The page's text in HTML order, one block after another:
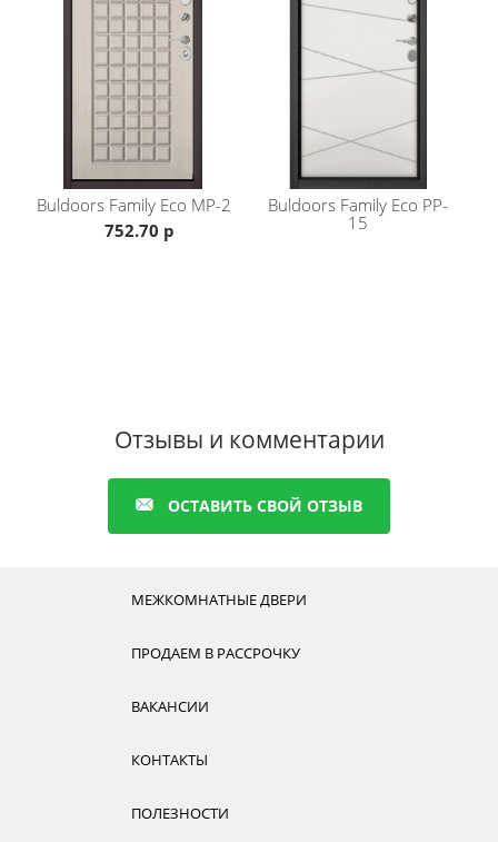
Размеры под заказ: 860,960,1000* / 2050,2100 с
доплатой
Если вам не подходит данная модель, большой
ассортимент дверей представлен в разделе
каталогаметаллические двери Buldoors
Buldoors Family Eco MP-2
752.70 р
Buldoors Family Eco PP-
15
Отзывы и комментарии
ОСТАВИТЬ СВОЙ ОТЗЫВ
МЕЖКОМНАТНЫЕ ДВЕРИ
ПРОДАЕМ В РАССРОЧКУ
ВАКАНСИИ
КОНТАКТЫ
ПОЛЕЗНОСТИ